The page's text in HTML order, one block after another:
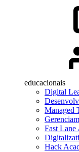
educacionais
Digital
Managed
Fast Lane
Hack